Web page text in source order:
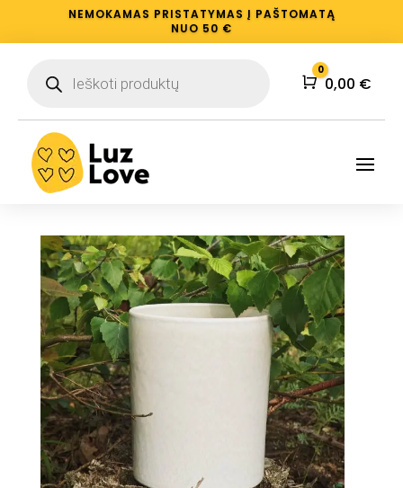
NEMOKAMAS PRISTATYMAS Į PAŠTOMATĄ
NUO 50 €
search Krepšelis
0
0,00 €